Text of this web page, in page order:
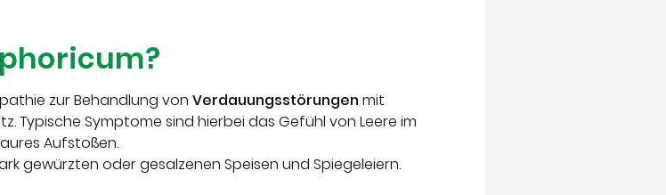
zur Behandlung von Verdauungsstörungen mit
Typische Symptome sind hierbei das Gefühl von Leere im
Aufstoßen.
gewürzten oder gesalzenen Speisen und Spiegeleiern.